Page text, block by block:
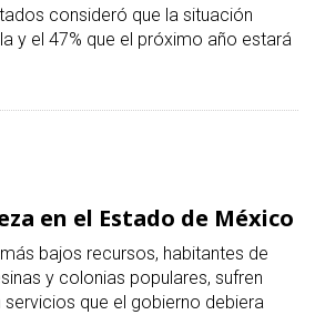
consideró que la situación
y el 47% que el próximo año estará
en el Estado de México
bajos recursos, habitantes de
y colonias populares, sufren
que el gobierno debiera